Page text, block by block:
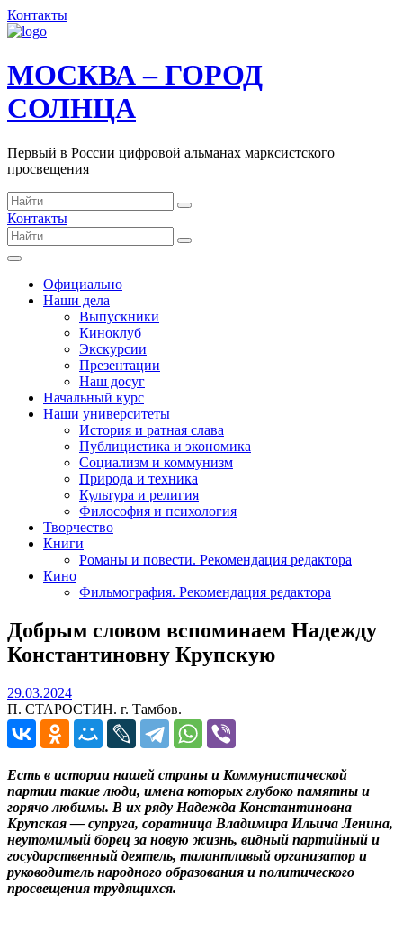
Контакты
МОСКВА – ГОРОД
СОЛНЦА
Первый в России цифровой альманах марксистского
просвещения
Контакты
Официально
Наши дела
Выпускники
Киноклуб
Экскурсии
Презентации
Наш досуг
Начальный курс
Наши университеты
История и ратная слава
Публицистика и экономика
Социализм и коммунизм
Природа и техника
Культура и религия
Философия и психология
Творчество
Книги
Романы и повести. Рекомендация редактора
Кино
Фильмография. Рекомендация редактора
Добрым словом вспоминаем Надежду
Константиновну Крупскую
29.03.202429.03.2024
П. СТАРОСТИН. г. Тамбов.
Есть в истории нашей страны и Коммунистической
партии такие люди, имена которых глубоко памятны и
горячо любимы. В их ряду Надежда Константиновна
Крупская — супруга, соратница Владимира Ильича Ленина,
неутомимый борец за новую жизнь, видный партийный и
государственный деятель, талантливый организатор и
руководитель народного образования и политического
просвещения трудящихся.